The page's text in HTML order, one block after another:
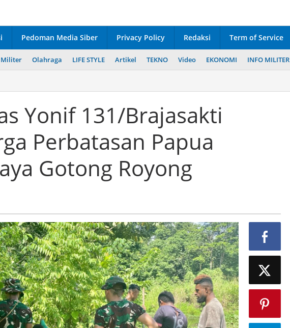
Pedoman Media Siber Privacy Policy Redaksi Term of Service
Militer Olahraga LIFE STYLE Artikel TEKNO Video EKONOMI INFO MILITER
Yonif 131/Brajasakti
Perbatasan Papua
Gotong Royong